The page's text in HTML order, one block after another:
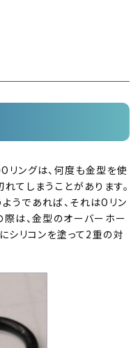
リングは、何度も金型を使
てしまうことがあります。
うであれば、それはOリン
際は、金型のオーバーホー
シリコンを塗って2重の対